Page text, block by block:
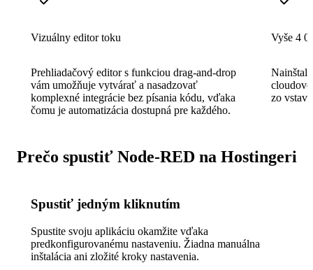
Vizuálny editor toku
Prehliadačový editor s funkciou drag-and-drop
vám umožňuje vytvárať a nasadzovať
komplexné integrácie bez písania kódu, vďaka
čomu je automatizácia dostupná pre každého.
Vyše 4
zo
Prečo spustiť Node-RED na Hostingeri
Spustiť jedným kliknutím
Spustite svoju aplikáciu okamžite vďaka
predkonfigurovanému nastaveniu. Žiadna manuálna
inštalácia ani zložité kroky nastavenia.